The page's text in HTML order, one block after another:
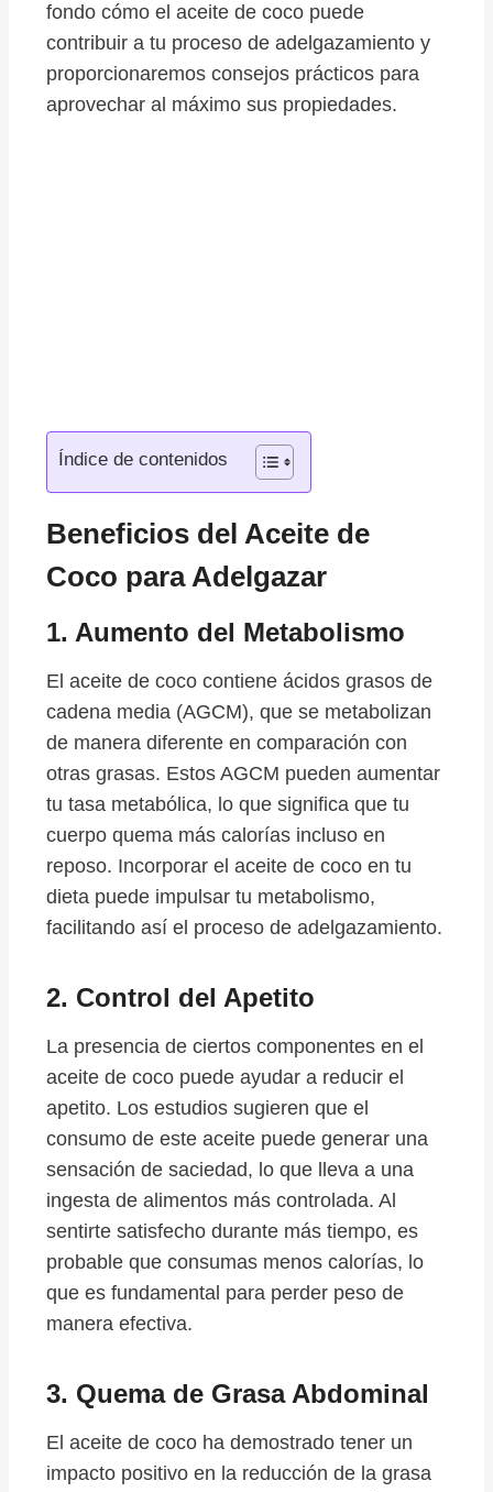
fondo cómo el aceite de coco puede
contribuir a tu proceso de adelgazamiento y
proporcionaremos consejos prácticos para
aprovechar al máximo sus propiedades.
Índice de contenidos
Beneficios del Aceite de
Coco para Adelgazar
1. Aumento del Metabolismo
El aceite de coco contiene ácidos grasos de
cadena media (AGCM), que se metabolizan
de manera diferente en comparación con
otras grasas. Estos AGCM pueden aumentar
tu tasa metabólica, lo que significa que tu
cuerpo quema más calorías incluso en
reposo. Incorporar el aceite de coco en tu
dieta puede impulsar tu metabolismo,
facilitando así el proceso de adelgazamiento.
2. Control del Apetito
La presencia de ciertos componentes en el
aceite de coco puede ayudar a reducir el
apetito. Los estudios sugieren que el
consumo de este aceite puede generar una
sensación de saciedad, lo que lleva a una
ingesta de alimentos más controlada. Al
sentirte satisfecho durante más tiempo, es
probable que consumas menos calorías, lo
que es fundamental para perder peso de
manera efectiva.
3. Quema de Grasa Abdominal
El aceite de coco ha demostrado tener un
impacto positivo en la reducción de la grasa